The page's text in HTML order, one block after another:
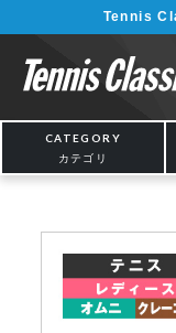
¥5,000以上
Tennis
CATEGORY
カテゴリ